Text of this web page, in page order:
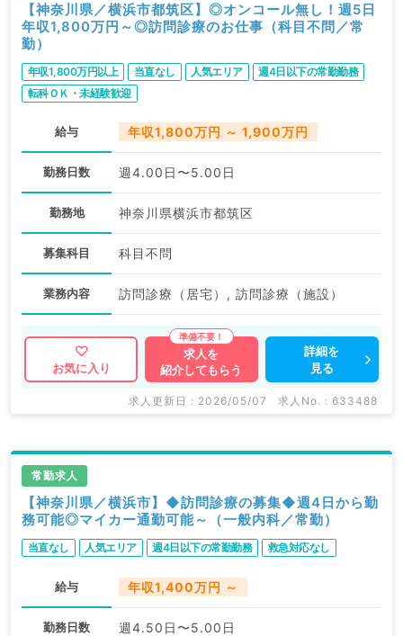
【神奈川県／横浜市都筑区】◎オンコール無し！週5日
年収1,800万円～◎訪問診療のお仕事（科目不問／常
勤）
年収1,800万円以上 当直なし 人気エリア
週4日以下の常勤勤務
転科ＯＫ・未経験歓迎
給与 年収1,800万円 ～ 1,900万円
勤務日数 週4.00日〜5.00日
勤務地 神奈川県横浜市都筑区
募集科目 科目不問
業務内容 訪問診療（居宅）, 訪問診療（施設）
お気に入り
求人を
紹介してもらう
詳細を
見る
求人更新日 : 2026/05/07 求人No. : 633488
常勤求人
【神奈川県／横浜市】◆訪問診療の募集◆週4日から勤
務可能◎マイカー通勤可能～（一般内科／常勤）
当直なし 人気エリア 週4日以下の常勤勤務 救急対応なし
給与 年収1,400万円 ～
勤務日数 週4.50日〜5.00日